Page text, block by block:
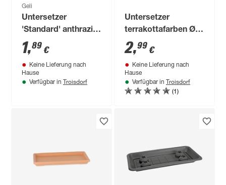
Geli
Untersetzer
'Standard' anthrazit
Ø 18 cm
1,89 €
Keine Lieferung nach
Hause
Verfügbar in Troisdorf
Untersetzer
terrakottafarben Ø
24 cm
2,99 €
Keine Lieferung nach
Hause
Verfügbar in Troisdorf
(1)